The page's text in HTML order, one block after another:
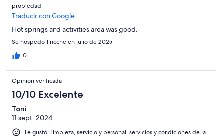
propiedad
Traducir con Google
Hot springs and activities area was good.
Se hospedó 1 noche en julio de 2025
0
Opinión verificada
10/10 Excelente
Toni
11 sept. 2024
Le gustó: Limpieza, servicio y personal, servicios y condiciones de la